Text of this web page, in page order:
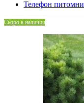
Телефон
Скоро в наличии